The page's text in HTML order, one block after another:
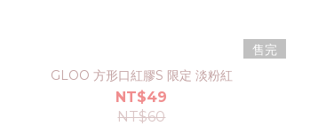
售完
GLOO 方形口紅膠S 限定 淡粉紅
NT$49
NT$60